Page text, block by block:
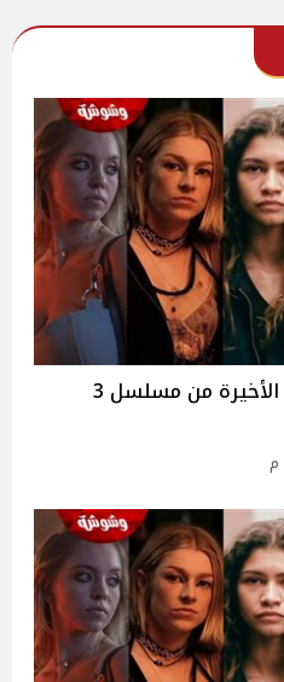
أحداث صادمة في الحلقة الأخيرة من مسلسل 3